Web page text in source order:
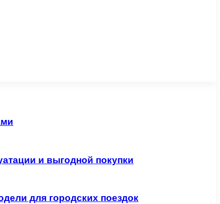
и выгодной покупки
для городских поездок